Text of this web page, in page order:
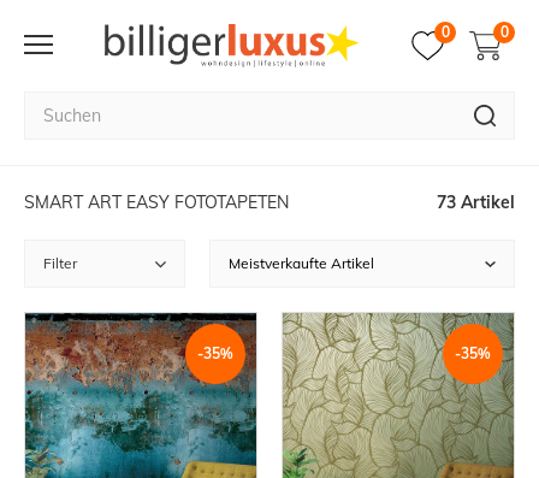
0 0
SMART ART EASY FOTOTAPETEN 73 Artikel
Filter
-35% -35%